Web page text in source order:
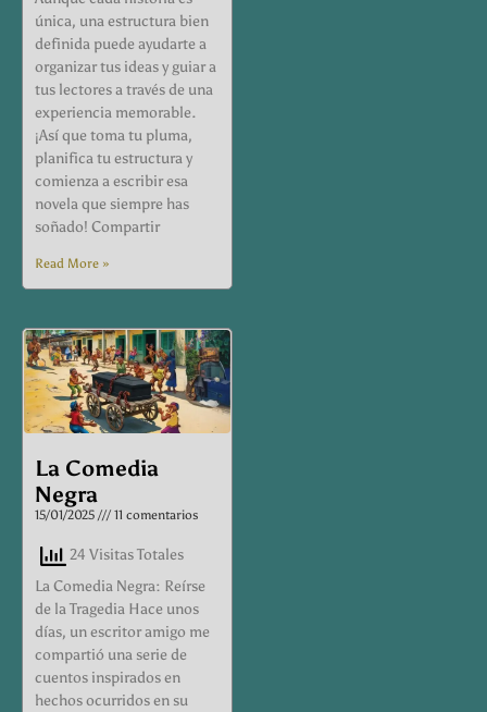
única, una estructura bien
definida puede ayudarte a
organizar tus ideas y guiar a
tus lectores a través de una
experiencia memorable.
¡Así que toma tu pluma,
planifica tu estructura y
comienza a escribir esa
novela que siempre has
soñado! Compartir
Read More »
La Comedia
Negra
15/01/2025 11 comentarios
24 Visitas Totales
La Comedia Negra: Reírse
de la Tragedia Hace unos
días, un escritor amigo me
compartió una serie de
cuentos inspirados en
hechos ocurridos en su